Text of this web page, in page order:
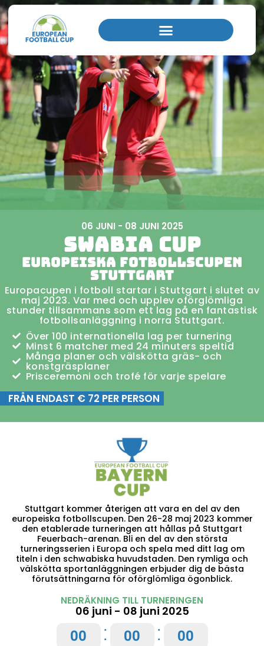
Hemsida / Schwabenland Cup - Europeiska fotbollscupen Stuttgart
06 JUNI - 08 JUNI 2025
Swabia Cup
Europeiska fotbollscupen
Stuttgart
Europacupen i fotboll startar i Stuttgart i slutet av
maj 2023. Var med och upplev oförglömliga
stunder tillsammans som ett lag på en fantastisk
fotbollsanläggning i norra Stuttgart.
Över 100 internationella lag per turnering
Minst 6 matcher med 24 minuters speltid
Många planer och välskötta gräs- och
konstgräsplaner
Prisceremoni och trofé för varje spelare
FRÅN ENDAST € 72 PER PERSON
Stuttgart kommer återigen att vara en del av den
europeiska fotbollscupen. Den 26-28 maj 2023 kommer
den etablerade turneringen att hållas på Stuttgart
Feuerbach-arenan. Bli en del av den största
turneringsserien i Europa och spela med ditt lag om
titeln i den schwabiska huvudstaden. Den rymliga och
välskötta sportanläggningen erbjuder dig de bästa
förutsättningarna för oförglömliga ögonblick.
NEDRÄKNING TILL TURNERINGEN
06 juni - 08 juni 2025
00 : 00 : 00